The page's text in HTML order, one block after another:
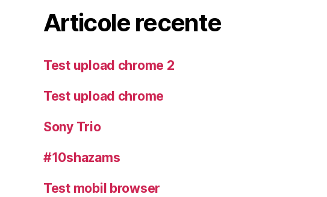
Articole recente
Test upload chrome 2
Test upload chrome
Sony Trio
#10shazams
Test mobil browser